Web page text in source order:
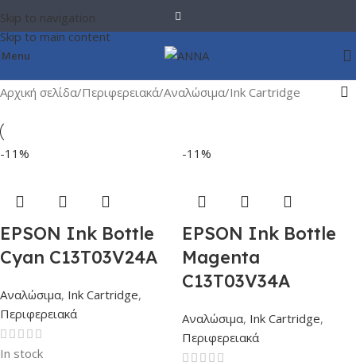
Skip to navigation
Skip to main content
Menu
Αρχική σελίδα Περιφερειακά Αναλώσιμα Ink Cartridge
-11%
EPSON Ink Bottle
Cyan C13T03V24A
Αναλώσιμα, Ink Cartridge,
Περιφερειακά
In stock
-11%
EPSON Ink Bottle
Magenta
C13T03V34A
Αναλώσιμα, Ink Cartridge,
Περιφερειακά